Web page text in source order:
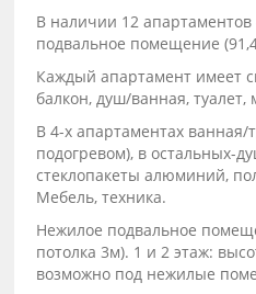
В наличии 12
подвальное помещение
Каждый апартамент имеет
балкон, душ/ванная, туалет,
В 4-х апартаментах ванная/
подогревом), в остальных-
стеклопакеты алюминий,
Мебель, техника.
Нежилое подвальное
потолка 3м). 1 и 2 этаж:
возможно под нежилые